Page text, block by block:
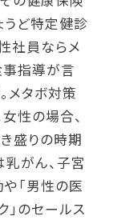
うど特定健診
社員ならメ
事指導が言
メタボ対策
性の場合、
盛りの時期
乳がん、子宮
「男性の医
」のセールス